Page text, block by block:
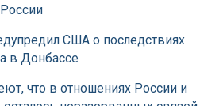
США о последствиях
в Донбассе
что в отношениях России и